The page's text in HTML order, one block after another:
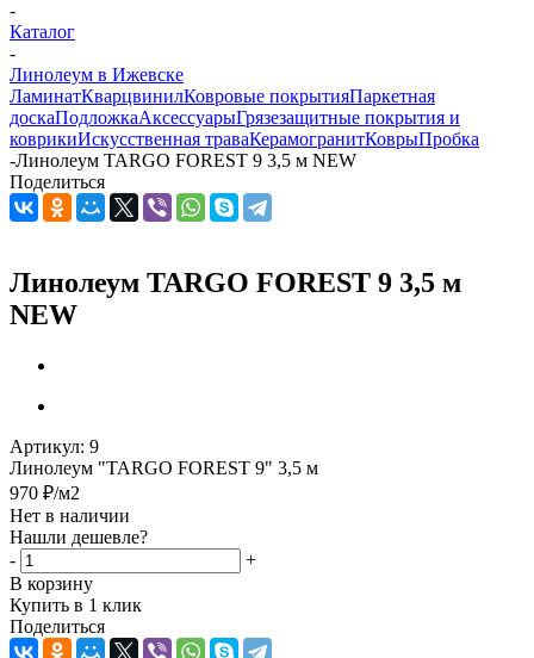
-
Каталог
-
Линолеум в Ижевске
ЛаминатКварцвинилКовровые покрытияПаркетная
доскаПодложкаАксессуарыГрязезащитные покрытия и
коврикиИскусственная траваКерамогранитКоврыПробка
-Линолеум TARGO FOREST 9 3,5 м NEW
Поделиться
Линолеум TARGO FOREST 9 3,5 м
NEW
Артикул: 9
Линолеум "TARGO FOREST 9" 3,5 м
970 ₽/м2
Нет в наличии
Нашли дешевле?
-
+
В корзину
Купить в 1 клик
Поделиться